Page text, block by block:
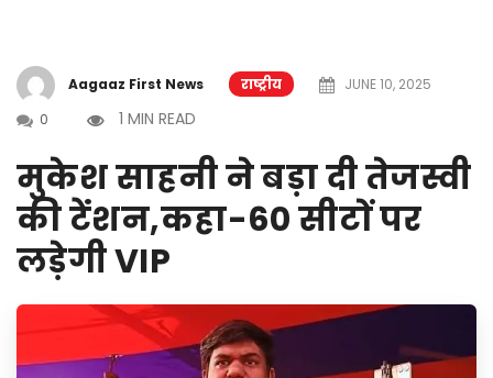
Aagaaz First News राष्ट्रीय
JUNE 10, 2025
0
1 MIN READ
मुकेश साहनी ने बड़ा दी तेजस्वी
की टेंशन,कहा-60 सीटों पर
लड़ेगी VIP